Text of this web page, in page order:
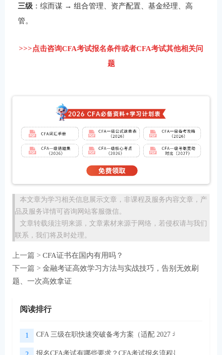
三级 ：综而谋 → 组合管理、资产配置、基金经理、高
管。
>>>点击咨询CFA考试报名条件或者CFA考试其他相关问
题
本文章为学习相关信息展示文章，非课程及服务内容文章，产
品及服务详情可咨询网站客服微信。
文章转载须注明来源，文章素材来源于网络，若侵权请与我们
联系，我们将及时处理。
上一篇 > CFA证书在国内有用吗？
下一篇 > 金融考证高效学习方法与实战技巧，告别无效刷
题、一次高效拿证
阅读排行
1 CFA 三级在职快速突破备考方案（适配 2027 考季）
报名CFA考试有哪些要求？CFA考试报名流程是怎样的？